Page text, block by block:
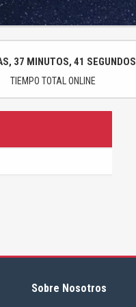
37 MINUTOS, 41 SEGUNDOS
TIEMPO TOTAL ONLINE
Sobre Nosotros